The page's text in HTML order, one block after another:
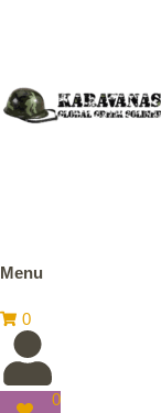
Menu
0
0